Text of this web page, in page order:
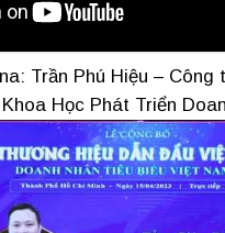
Trần Phú Hiệu –
Học Phát Triển